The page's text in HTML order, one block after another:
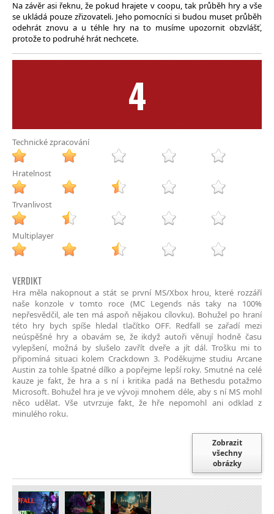
Na závěr asi řeknu, že pokud hrajete v coopu, tak průběh hry a vše
se ukládá pouze zřizovateli. Jeho pomocníci si budou muset průběh
odehrát znovu a u téhle hry na to musíme upozornit obzvlášť,
protože to podruhé hrát nechcete.
4
Technické zpracování
Hratelnost
Trvanlivost
Multiplayer
VERDIKT
Hra měla nakopnout a stát se první MS/Xbox hrou, které rozzáří
naše konzole v tomto roce (MC Legends nás taky na 100%
nepřesvědčil, ale ten má aspoň nějakou cílovku). Bohužel po hraní
této hry bych spíše hledal tlačítko OFF. Redfall se zařadí mezi
neúspěšné hry a obavám se, že ikdyž autoři věnují hodně času
vylepšení, možná by slušelo zavřít dveře a jít dál. Trošku mi to
připomíná situaci kolem Crackdown 3. Poděkujme studiu Arcane
Austin za tohle špatné dílko a popřejme lepší roky. Smutné na celé
kauze je fakt, že hra a s ní i kritika padá na Bethesdu potažmo
Microsoft. Bohužel hra je ve vývoji mnohem déle, aby s ní MS mohl
něco udělat. Vše utvrzuje fakt, že hře nepomohl ani odklad z
minulého roku.
Zobrazit
všechny
obrázky